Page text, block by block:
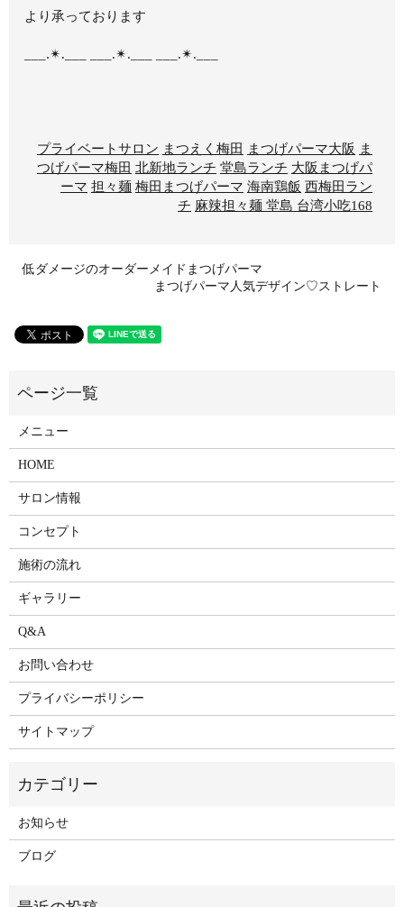
より承っております
___.✴︎.___ ___.✴︎.___ ___.✴︎.___
プライベートサロン まつえく梅田 まつげパーマ大阪 ま
つげパーマ梅田 北新地ランチ 堂島ランチ 大阪まつげパ
ーマ 担々麺 梅田まつげパーマ 海南鶏飯 西梅田ラン
チ 麻辣担々麺 堂島 台湾小吃168
低ダメージのオーダーメイドまつげパーマ
まつげパーマ人気デザイン♡ストレート
メニュー
HOME
サロン情報
コンセプト
施術の流れ
ギャラリー
Q&A
お問い合わせ
プライバシーポリシー
サイトマップ
お知らせ
ブログ